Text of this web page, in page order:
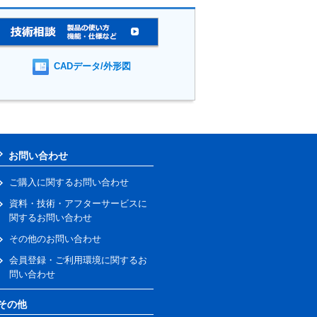
CADデータ/外形図
お問い合わせ
ご購入に関するお問い合わせ
資料・技術・アフターサービスに
関するお問い合わせ
その他のお問い合わせ
会員登録・ご利用環境に関するお
問い合わせ
の他